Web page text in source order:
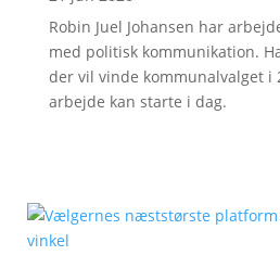
Robin Juel Johansen har
med politisk kommunikation.
der vil vinde kommunalvalget i
arbejde kan starte i dag.